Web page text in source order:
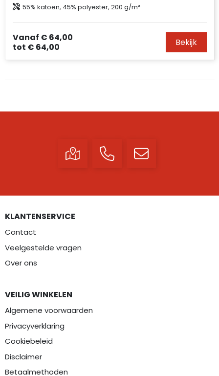
55% katoen, 45% polyester, 200 g/m²
Vanaf € 64,00
tot € 64,00 Bekijk
KLANTENSERVICE
Contact
Veelgestelde vragen
Over ons
VEILIG WINKELEN
Algemene voorwaarden
Privacyverklaring
Cookiebeleid
Disclaimer
Betaalmethoden